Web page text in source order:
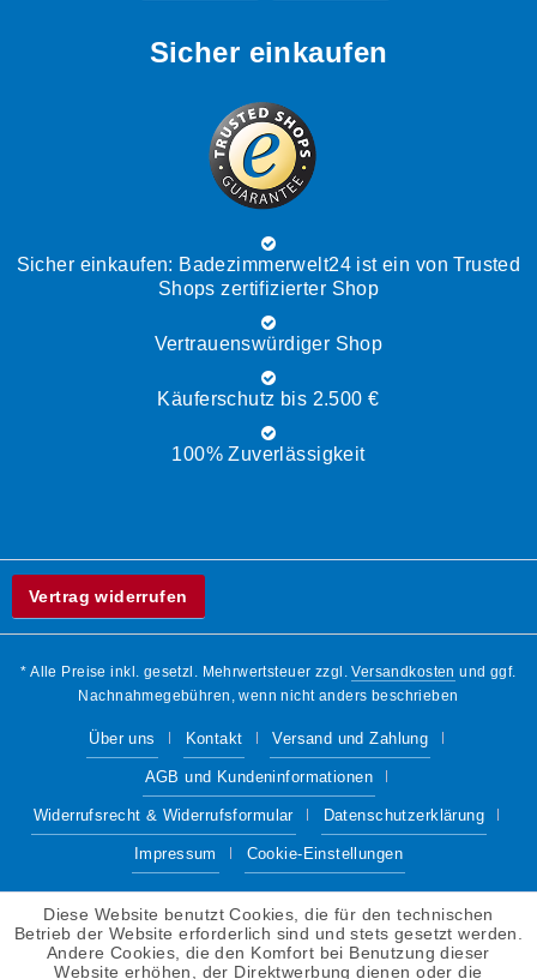
Sicher einkaufen
Sicher einkaufen: Badezimmerwelt24 ist ein von Trusted
Shops zertifizierter Shop
Vertrauenswürdiger Shop
Käuferschutz bis 2.500 €
100% Zuverlässigkeit
Vertrag widerrufen
* Alle Preise inkl. gesetzl. Mehrwertsteuer zzgl.Versandkosten und ggf.
Nachnahmegebühren, wenn nicht anders beschrieben
Über uns Kontakt Versand und Zahlung
AGB und Kundeninformationen
Widerrufsrecht & Widerrufsformular Datenschutzerklärung
Impressum Cookie-Einstellungen
Diese Website benutzt Cookies, die für den technischen
Betrieb der Website erforderlich sind und stets gesetzt werden.
Andere Cookies, die den Komfort bei Benutzung dieser
Website erhöhen, der Direktwerbung dienen oder die